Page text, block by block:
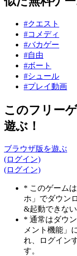
#クエスト
#コメディ
#バカゲー
#自由
#ボート
#シュール
#プレイ動画
このフリー
遊ぶ！
ブラウザ版を遊ぶ
(ログイン)
(ログイン)
* このゲーム
ホ」でダウン
&起動できな
* 通常はダウ
メント機能」
れ、ログイン
す。